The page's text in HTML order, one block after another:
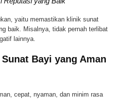
yaitu memastikan klinik sunat
baik. Misalnya, tidak pernah terlibat
lainnya.
Bayi yang Aman
cepat, nyaman, dan minim rasa